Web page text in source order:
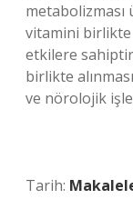
vitamini birlikte
etkilere
birlikte
ve nörolojik
Tarih: